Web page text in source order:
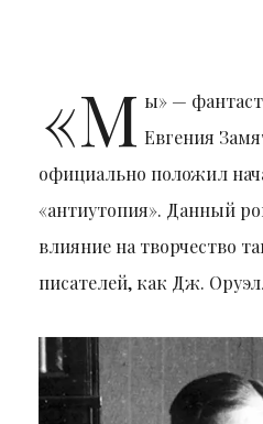
«М ы» —
Евгения
официально положил
«антиутопия». Данный
влияние на творчество
писателей, как Дж.